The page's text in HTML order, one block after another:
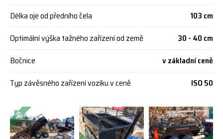
Délka oje od předního čela
103 cm
Optimální výška tažného zařízení od země
30 - 40 cm
Bočnice
v základní ceně
Typ závěsného zařízení vozíku v ceně
ISO 50